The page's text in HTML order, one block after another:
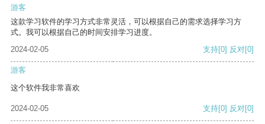
游客
这款学习软件的学习方式非常灵活，可以根据自己的需求选择学习方
式。我可以根据自己的时间安排学习进度。
2024-02-05
支持[0] 反对[0]
游客
这个软件我非常喜欢
2024-02-05 支持[0] 反对[0]